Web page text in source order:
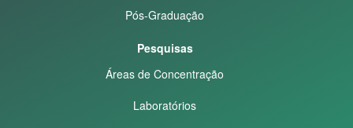
Pós-Graduação
Pesquisas
Áreas de Concentração
Laboratórios